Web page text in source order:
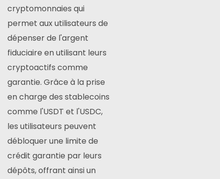
cryptomonnaies qui
permet aux utilisateurs de
dépenser de l'argent
fiduciaire en utilisant leurs
cryptoactifs comme
garantie. Grâce à la prise
en charge des stablecoins
comme l'USDT et l'USDC,
les utilisateurs peuvent
débloquer une limite de
crédit garantie par leurs
dépôts, offrant ainsi un